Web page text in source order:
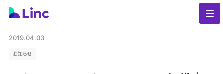
2019.04.03
お知らせ